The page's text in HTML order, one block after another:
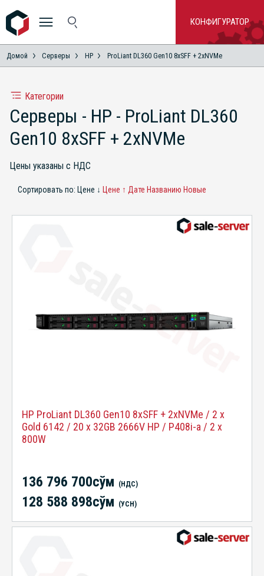
КОНФИГУРАТОР
Домой Серверы HP ProLiant DL360 Gen10 8xSFF + 2xNVMe
Категории
Серверы - HP - ProLiant DL360
Gen10 8xSFF + 2xNVMe
Цены указаны с НДС
Сортировать по: Цене ↓ Цене ↑ Дате Названию Новые
HP ProLiant DL360 Gen10 8xSFF + 2xNVMe / 2 x
Gold 6142 / 20 x 32GB 2666V HP / P408i-a / 2 x
800W
136 796 700сўм (НДС)
128 588 898сўм (УСН)